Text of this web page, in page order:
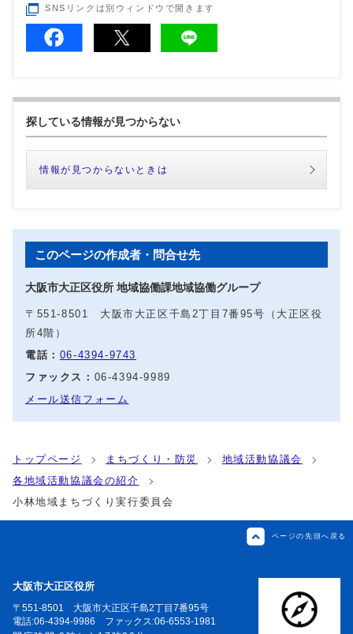
SNSリンクは別ウィンドウで開きます
探している情報が見つからない
情報が見つからないときは
このページの作成者・問合せ先
大阪市大正区役所 地域協働課地域協働グループ
〒551-8501 大阪市大正区千島2丁目7番95号（大正区役
所4階）
電話： 06-4394-9743
ファックス： 06-4394-9989
メール送信フォーム
トップページ まちづくり・防災
地域活動協議会
各地域活動協議会の紹介
小林地域まちづくり実行委員会
ページの先頭へ戻る
大阪市大正区役所
〒551-8501 大阪市大正区千島2丁目7番95号
電話:06-4394-9986 ファックス:06-6553-1981